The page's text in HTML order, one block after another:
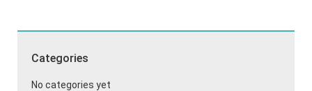
Categories
No categories yet